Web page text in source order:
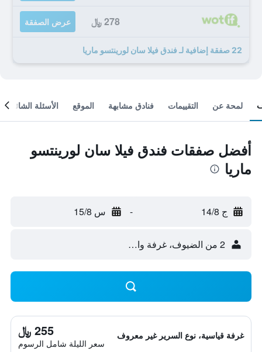
278 ﷼ عرض الصفقة
22 صفقة إضافية لـ فندق فيلا سان لورينتسو ماريا
لمحة عن التقييمات فنادق مشابهة الموقع الأسئلة الشائعة
أفضل صفقات فندق فيلا سان لورينتسو
ماريا
ج 14/8 - س 15/8
2 من الضيوف، غرفة واحدة
غرفة قياسية، نوع السرير غير معروف 255 ﷼
سعر الليلة شامل الرسوم